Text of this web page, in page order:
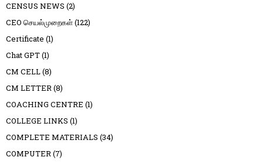
CENSUS NEWS (2)
CEO செயல்முறைகள்(122)
Certificate (1)
Chat GPT(1)
CM CELL(8)
CM LETTER(8)
COACHING CENTRE (1)
COLLEGE LINKS (1)
COMPLETE MATERIALS (34)
COMPUTER(7)